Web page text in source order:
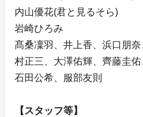
内山優花(君と見るそら)
岩崎ひろみ
髙桑凜羽、井上香、浜口朋奈
村正三、大澤佑輝、齊藤圭佑
石田公希、服部友則
【スタッフ等】